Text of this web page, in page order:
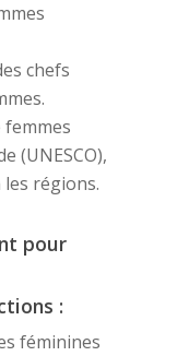
chefs
femmes
(UNESCO),
régions.
pour
:
féminines